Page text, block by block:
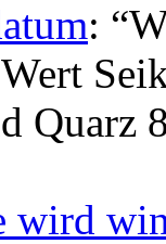
: “
Quarz
wird